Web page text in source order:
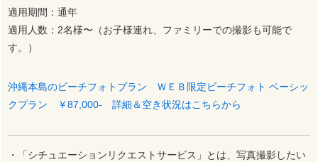
適用期間：通年
適用人数：2名様〜（お子様連れ、ファミリーでの撮影も可能で
す。）
沖縄本島のビーチフォトプラン ＷＥＢ限定ビーチフォト ベーシッ
クプラン ￥87,000- 詳細＆空き状況はこちらから
・「シチュエーションリクエストサービス」とは、写真撮影したい